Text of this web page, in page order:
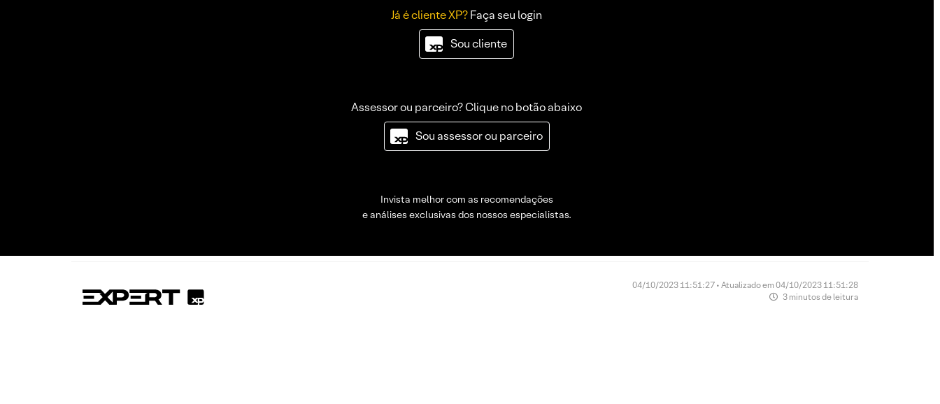
Já é cliente XP?Faça seu login
Sou cliente
Assessor ou parceiro? Clique no botão abaixo
Sou assessor ou parceiro
Invista melhor com as recomendações
e análises exclusivas dos nossos especialistas.
04/10/2023 11:51:27 • Atualizado em 04/10/2023 11:51:28
3 minutos de leitura